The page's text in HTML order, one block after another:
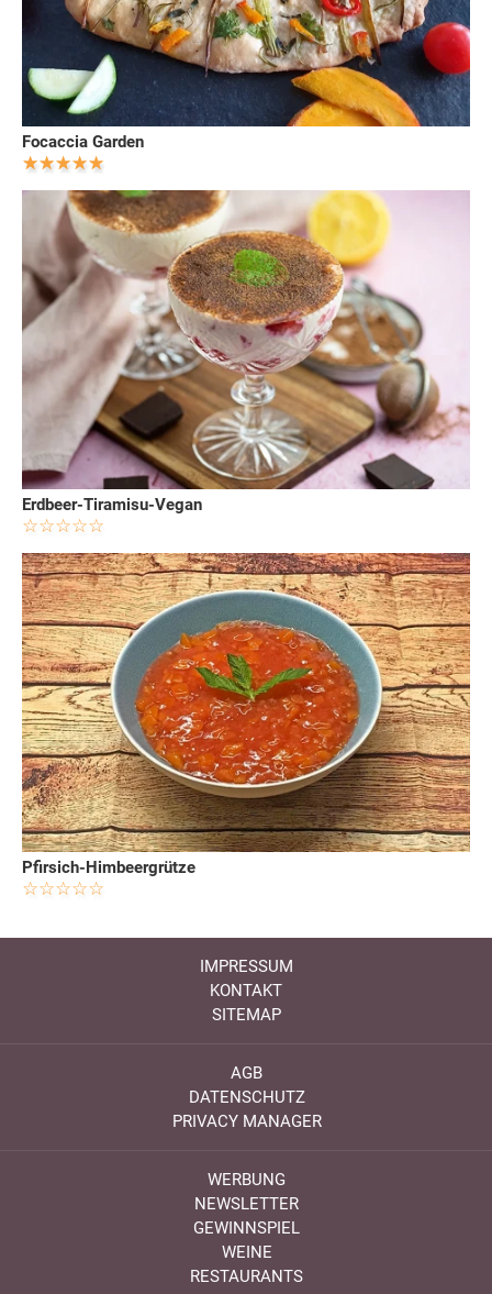
Focaccia Garden
Erdbeer-Tiramisu-Vegan
Pfirsich-Himbeergrütze
IMPRESSUM
KONTAKT
SITEMAP
AGB
DATENSCHUTZ
PRIVACY MANAGER
WERBUNG
NEWSLETTER
GEWINNSPIEL
WEINE
RESTAURANTS